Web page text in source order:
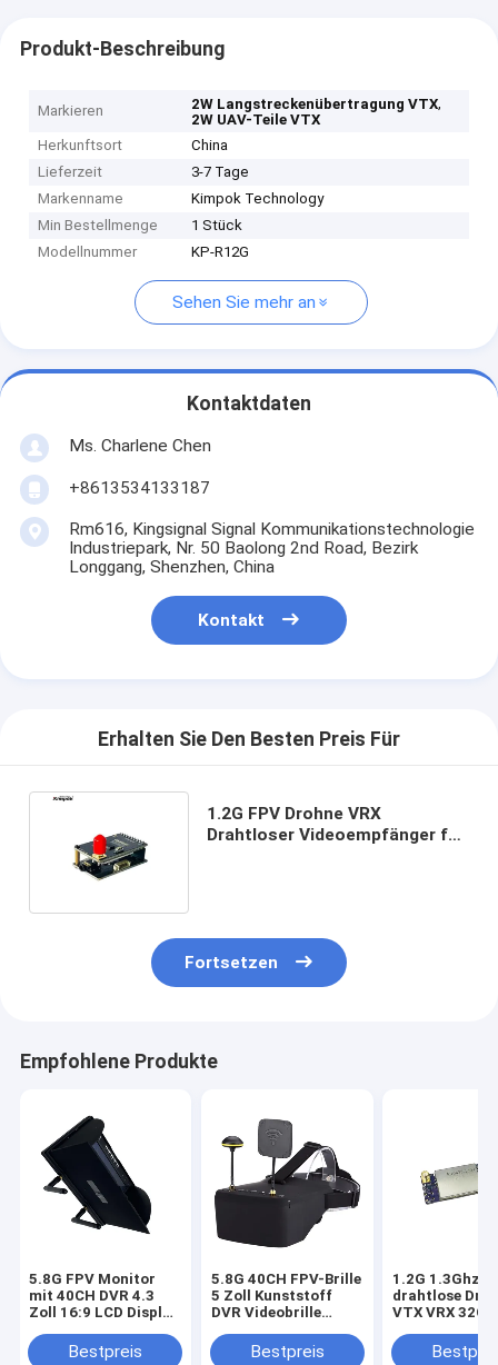
Produkt-Beschreibung
Markieren 2W Langstreckenübertragung VTX,
2W UAV-Teile VTX
Herkunftsort
China
Lieferzeit
3-7 Tage
Markenname
Kimpok Technology
Min Bestellmenge
1 Stück
Modellnummer
KP-R12G
Sehen Sie mehr an
Kontaktdaten
Ms. Charlene Chen
+8613534133187
Rm616, Kingsignal Signal Kommunikationstechnologie
Industriepark, Nr. 50 Baolong 2nd Road, Bezirk
Longgang, Shenzhen, China
Kontakt
Erhalten Sie Den Besten Preis Für
1.2G FPV Drohne VRX
Drahtloser Videoempfänger für
Fortsetzen
Empfohlene Produkte
5.8G FPV Monitor
mit 40CH DVR 4.3
Zoll 16:9 LCD Display
Suchfunktion
Bestpreis
5.8G 40CH FPV-Brille
5 Zoll Kunststoff
DVR Videobrille
Drohnenzubehör
Bestpreis
1.2G 1.3Ghz
drahtlose
VTX VRX